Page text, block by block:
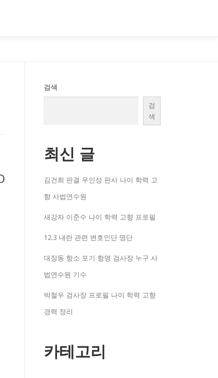
검색
검
색
최신 글
김건희 판결 우인성 판사 나이 학력 고
향 사법연수원
새강자 이준수 나이 학력 고향 프로필
12.3 내란 관련 변호인단 명단
대장동 항소 포기 항명 검사장 누구 사
법연수원 기수
박철우 검사장 프로필 나이 학력 고향
경력 정리
카테고리